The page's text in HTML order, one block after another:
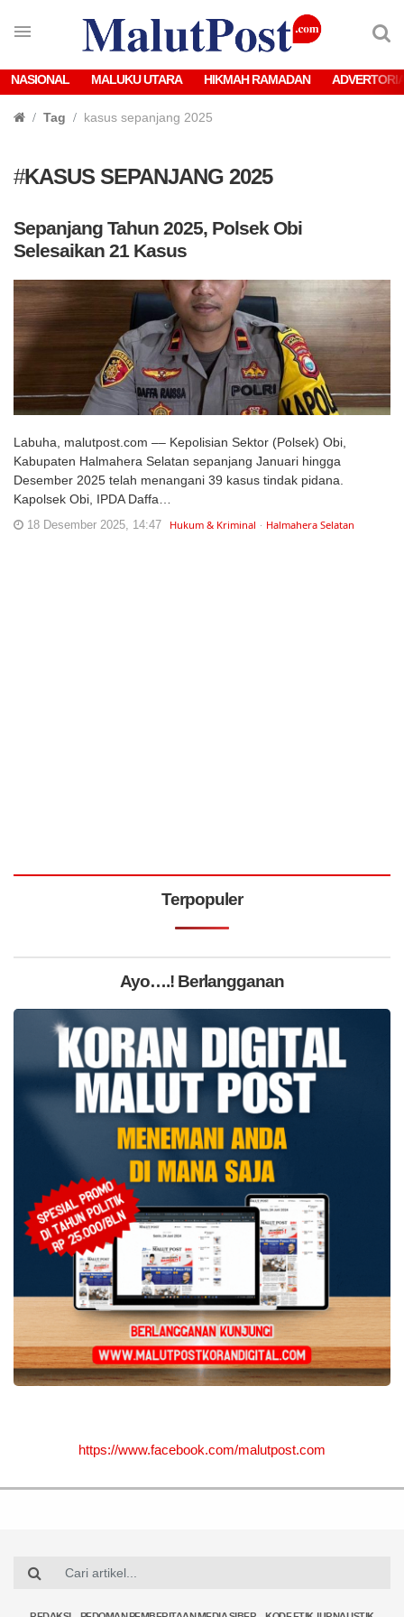
NASIONAL MALUKU UTARA HIKMAH RAMADAN
Tag kasus sepanjang 2025
#KASUS SEPANJANG 2025
Sepanjang Tahun 2025, Polsek Obi
Selesaikan 21 Kasus
Labuha, malutpost.com –– Kepolisian Sektor (Polsek) Obi,
Kabupaten Halmahera Selatan sepanjang Januari hingga
Desember 2025 telah menangani 39 kasus tindak pidana.
Kapolsek Obi, IPDA Daffa…
18 Desember 2025, 14:47 Hukum & Kriminal Halmahera Selatan
Terpopuler
Ayo….! Berlangganan
https://www.facebook.com/malutpost.com